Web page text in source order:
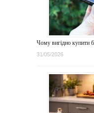
Чому вигідно купити
31/05/2026